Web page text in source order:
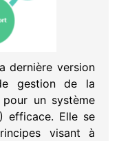
dernière version
gestion de la
un système
efficace. Elle se
visant à